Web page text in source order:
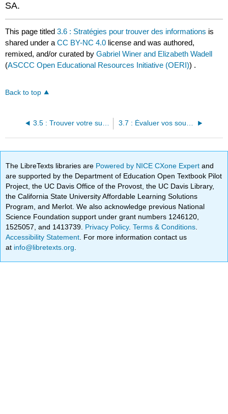
SA.
This page titled3.6 : Stratégies pour trouver des informations is
shared under aCC BY-NC 4.0 license and was authored,
remixed, and/or curated byGabriel Winer and Elizabeth Wadell
(ASCCC Open Educational Resources Initiative (OERI)) .
Back to top
3.5 : Trouver votre sujet et votre question de recherche 3.7 : Évaluer vos sources
The LibreTexts libraries are Powered by NICE CXone Expertand
are supported by the Department of Education Open Textbook Pilot
Project, the UC Davis Office of the Provost, the UC Davis Library,
the California State University Affordable Learning Solutions
Program, and Merlot. We also acknowledge previous National
Science Foundation support under grant numbers 1246120,
1525057, and 1413739. Privacy Policy.Terms & Conditions
Accessibility Statement . For more information contact us
at info@libretexts.org